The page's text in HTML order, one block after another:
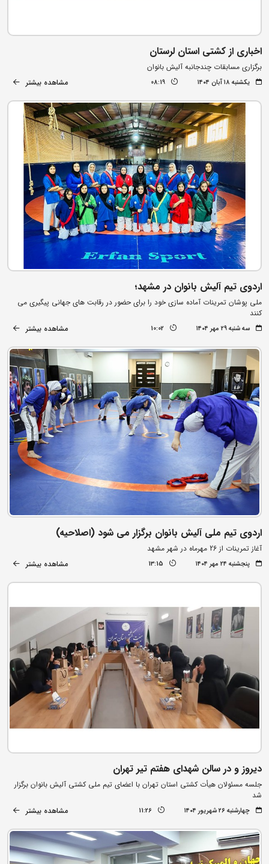
اخباری از کشتی استان لرستان
برگزاری مسابقات چندجانبه آلیش بانوان
یکشنبه ۱۸ آبان ۱۴۰۴ 08:19 مشاهده بیشتر
اردوی تیم آلیش بانوان در مشهد؛
ملی پوشان تمرینات آماده سازی خود را برای حضور در رقابت های جهانی پیگیری می
کنند
سه شنبه ۲۹ مهر ۱۴۰۴ 10:02 مشاهده بیشتر
اردوی تیم ملی آلیش بانوان برگزار می شود (اصلاحیه)
آغاز تمرینات از 26 مهرماه در شهر مشهد
پنجشنبه ۲۴ مهر ۱۴۰۴ 13:15 مشاهده بیشتر
دیروز و در سالن شهدای هفتم تیر تهران
جلسه مسئولان هیأت کشتی استان تهران با اعضای تیم ملی کشتی آلیش بانوان برگزار
شد
چهارشنبه ۲۶ شهریور ۱۴۰۴ 11:26 مشاهده بیشتر